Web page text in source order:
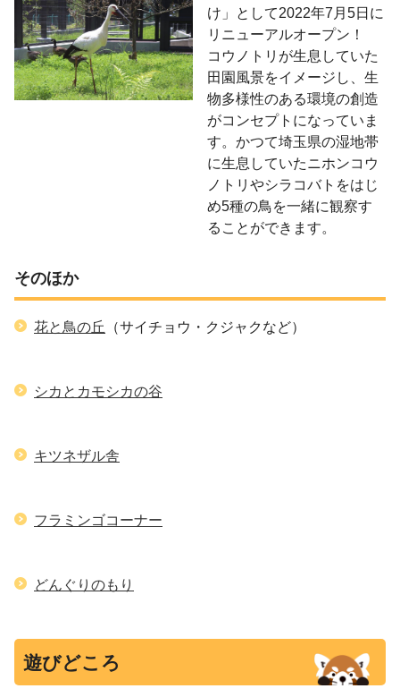
け」として2022年7月5日に
リニューアルオープン！
コウノトリが生息していた
田園風景をイメージし、生
物多様性のある環境の創造
がコンセプトになっていま
す。かつて埼玉県の湿地帯
に生息していたニホンコウ
ノトリやシラコバトをはじ
め5種の鳥を一緒に観察す
ることができます。
そのほか
花と鳥の丘 （サイチョウ・クジャクなど）
シカとカモシカの谷
キツネザル舎
フラミンゴコーナー
どんぐりのもり
遊びどころ